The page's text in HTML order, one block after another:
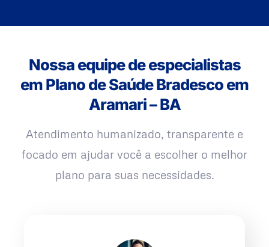
Nossa equipe de especialistas
em Plano de Saúde Bradesco em
Aramari – BA
Atendimento humanizado, transparente e
focado em ajudar você a escolher o melhor
plano para suas necessidades.